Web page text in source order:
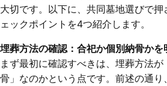
大切です。以下に、共同墓地選びで
ェックポイントを4つ紹介します。
埋葬方法の確認：合祀か個別納骨かを
まず最初に確認すべきは、埋葬方法
骨」なのかという点です。前述の通り